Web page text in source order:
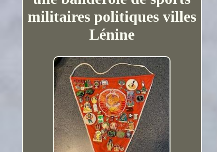
militaires politiques villes
Lénine